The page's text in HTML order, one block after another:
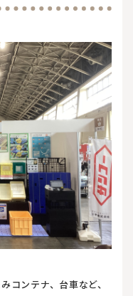
コンテナ、台車など、